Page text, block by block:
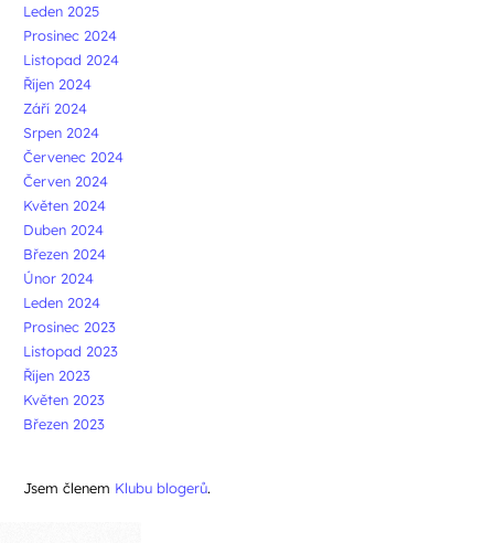
Leden 2025
Prosinec 2024
Listopad 2024
Říjen 2024
Září 2024
Srpen 2024
Červenec 2024
Červen 2024
Květen 2024
Duben 2024
Březen 2024
Únor 2024
Leden 2024
Prosinec 2023
Listopad 2023
Říjen 2023
Květen 2023
Březen 2023
Jsem členem Klubu blogerů.